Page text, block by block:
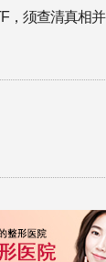
，须查清真相并